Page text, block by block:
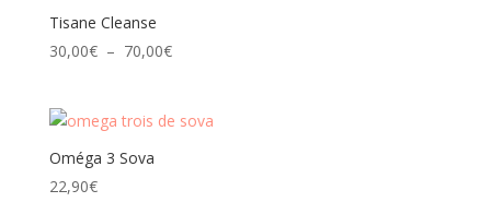
Tisane Cleanse
30,00€ – 70,00€Plage
30,00€
Oméga 3 Sova
22,90€